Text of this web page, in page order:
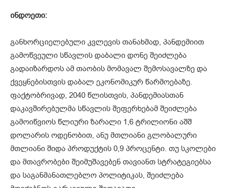
ინდოეთი:
განხორციელებული კვლევის თანახმად, პანდემიით
გამოწვეული სწავლის დაბალი დონე შეიძლება
გადაიზარდოს ამ თაობის მომავალ შემოსავალზე და
ქვეყნებისთვის დაბალ ეკონომიკურ წარმოებაზე.
ფაქტობრივად, 2040 წლისთვის, პანდემიასთან
დაკავშირებულმა სწავლის შეფერხებამ შეიძლება
გამოიწვიოს წლიური ზარალი 1,6 ტრილიონი აშშ
დოლარის ოდენობით, ანუ მთლიანი გლობალური
მთლიანი შიდა პროდუქტის 0,9 პროცენტი. თუ სკოლები
და მთავრობები შეიმუშავებენ თავიანთ სტრატეგიებსა
და საგანმანათლებლო პოლიტიკას, შეიძლება